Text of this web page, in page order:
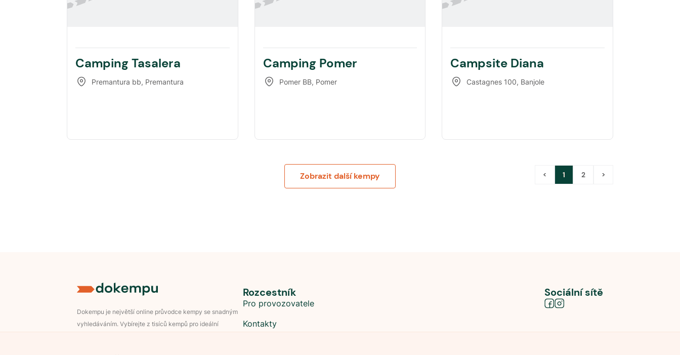
Camping Tasalera
Premantura bb, Premantura
Camping Pomer
Pomer BB, Pomer
Campsite Diana
Castagnes 100, Banjole
Zobrazit další kempy < 1 2 >
Dokempu je největší online průvodce kempy se snadným
vyhledáváním. Vybírejte z tisíců kempů pro ideální
Rozcestník
Pro provozovatele
Kontakty
Sociální sítě